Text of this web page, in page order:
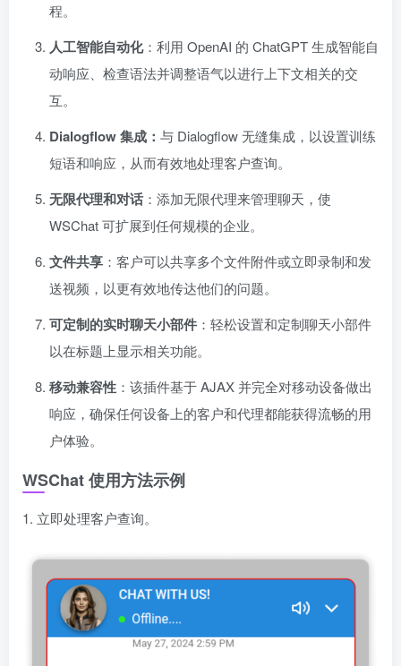
程。
人工智能自动化：利用 OpenAI 的 ChatGPT 生成智能自
动响应、检查语法并调整语气以进行上下文相关的交
互。
Dialogflow 集成： 与 Dialogflow 无缝集成，以设置训练
短语和响应，从而有效地处理客户查询。
无限代理和对话 ：添加无限代理来管理聊天，使
WSChat 可扩展到任何规模的企业。
文件共享 ：客户可以共享多个文件附件或立即录制和发
送视频，以更有效地传达他们的问题。
可定制的实时聊天小部件 ：轻松设置和定制聊天小部件
以在标题上显示相关功能。
移动兼容性 ：该插件基于 AJAX 并完全对移动设备做出
响应，确保任何设备上的客户和代理都能获得流畅的用
户体验。
WSChat 使用方法示例
1. 立即处理客户查询。